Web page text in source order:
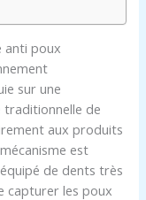
anti poux
sur une
traditionnelle de
aux produits
est
de dents très
capturer les poux